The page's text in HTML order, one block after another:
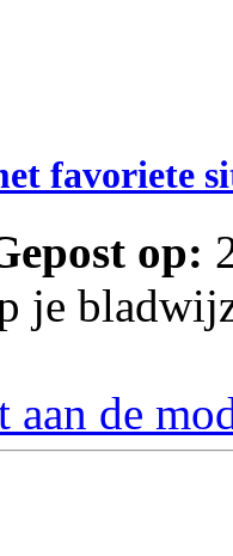
favoriete
op:
je
de